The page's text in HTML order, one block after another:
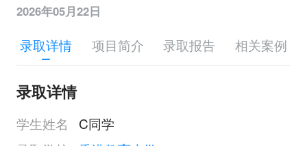
2026年05月22日
录取详情 项目简介 录取报告 相关案例
录取详情
学生姓名
C同学